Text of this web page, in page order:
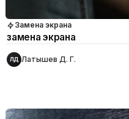
Замена экрана
замена экрана
ЛД Латышев Д. Г.